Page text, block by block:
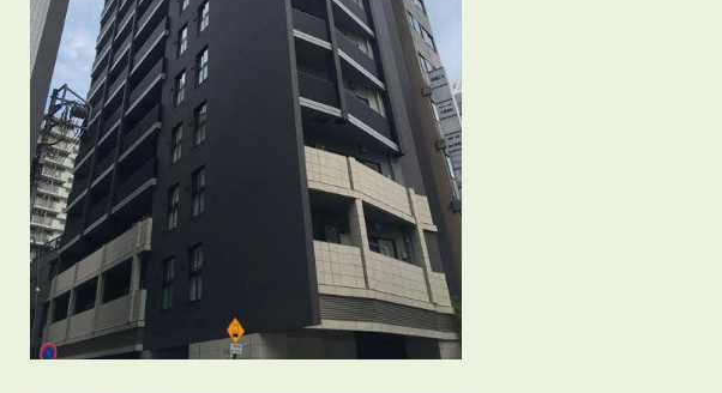
3POINT空室解消!3つの自信
自慢の「賃料設定」／マーケティング
仲介会社とのネットワークで情報提供力に自信あり
物件プロモーション＆バリューアップリフォーム
BROKER仲介業者様へ